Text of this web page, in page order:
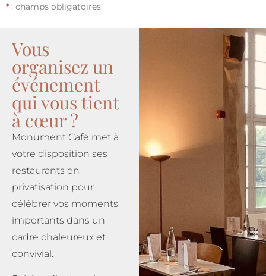
* : champs obligatoires
Vous
organisez un
événement
qui vous tient
à cœur ?
Monument Café met à
votre disposition ses
restaurants en
privatisation pour
célébrer vos moments
importants dans un
cadre chaleureux et
convivial.